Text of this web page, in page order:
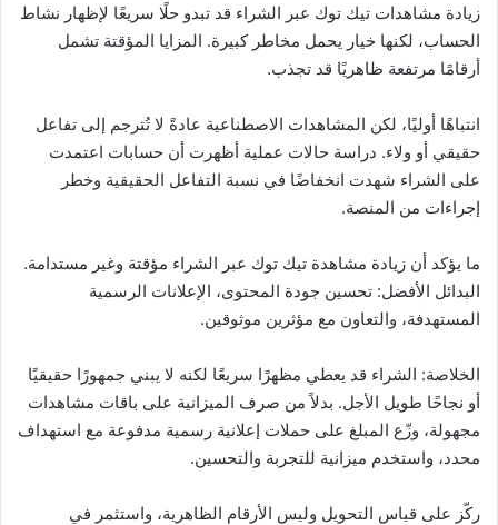
زيادة مشاهدات تيك توك عبر الشراء قد تبدو حلًا سريعًا لإظهار نشاط
الحساب، لكنها خيار يحمل مخاطر كبيرة. المزايا المؤقتة تشمل
أرقامًا مرتفعة ظاهريًا قد تجذب.
انتباهًا أوليًا، لكن المشاهدات الاصطناعية عادةً لا تُترجم إلى تفاعل
حقيقي أو ولاء. دراسة حالات عملية أظهرت أن حسابات اعتمدت
على الشراء شهدت انخفاضًا في نسبة التفاعل الحقيقية وخطر
إجراءات من المنصة.
ما يؤكد أن زيادة مشاهدة تيك توك عبر الشراء مؤقتة وغير مستدامة.
البدائل الأفضل: تحسين جودة المحتوى، الإعلانات الرسمية
المستهدفة، والتعاون مع مؤثرين موثوقين.
الخلاصة: الشراء قد يعطي مظهرًا سريعًا لكنه لا يبني جمهورًا حقيقيًا
أو نجاحًا طويل الأجل. بدلاً من صرف الميزانية على باقات مشاهدات
مجهولة، وزّع المبلغ على حملات إعلانية رسمية مدفوعة مع استهداف
محدد، واستخدم ميزانية للتجربة والتحسين.
ركّز على قياس التحويل وليس الأرقام الظاهرية، واستثمر في